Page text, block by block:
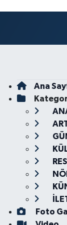
Ana
Foto